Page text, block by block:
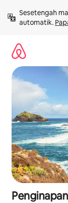
kandungan
Sesetengah
automatik.